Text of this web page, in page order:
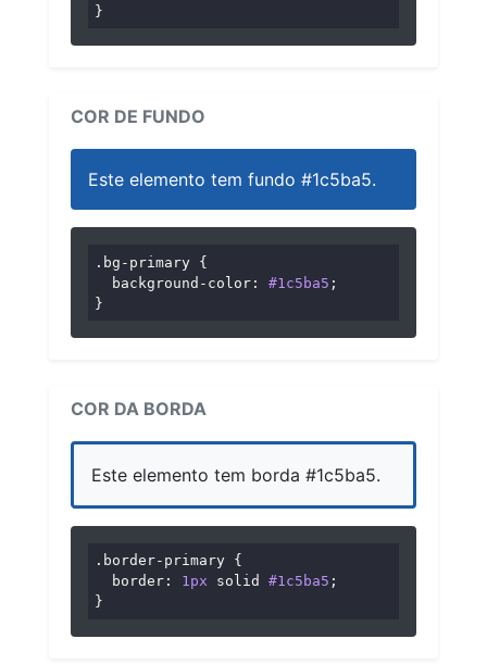
}
COR DE FUNDO
Este elemento tem fundo #1c5ba5.
.bg-primary {
background-color : #1c5ba5 ;
}
COR DA BORDA
Este elemento tem borda #1c5ba5.
.border-primary {
border : 1px solid #1c5ba5 ;
}